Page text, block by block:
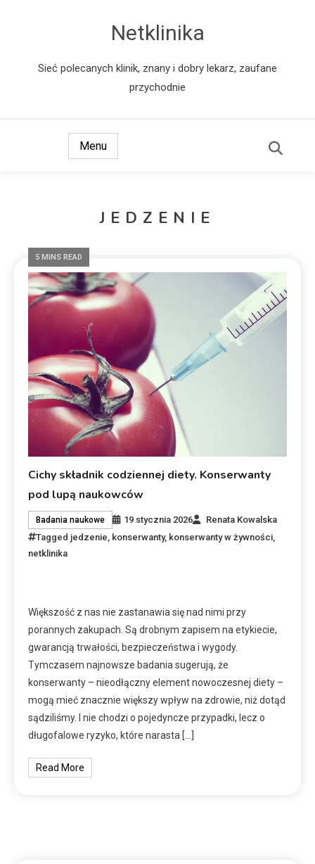
Netklinika
Sieć polecanych klinik, znany i dobry lekarz, zaufane
przychodnie
Menu
JEDZENIE
5 MINS READ
Cichy składnik codziennej diety. Konserwanty
pod lupą naukowców
Badania naukowe 19 stycznia 2026
Renata Kowalska
Tagged jedzenie konserwanty, konserwanty w żywności
netklinika
Większość z nas nie zastanawia się nad nimi przy
porannych zakupach. Są drobnym zapisem na etykiecie,
gwarancją trwałości, bezpieczeństwa i wygody.
Tymczasem najnowsze badania sugerują, że
konserwanty – nieodłączny element nowoczesnej diety –
mogą mieć znacznie większy wpływ na zdrowie, niż dotąd
sądziliśmy. I nie chodzi o pojedyncze przypadki, lecz o
długofalowe ryzyko, które narasta […]
Read More